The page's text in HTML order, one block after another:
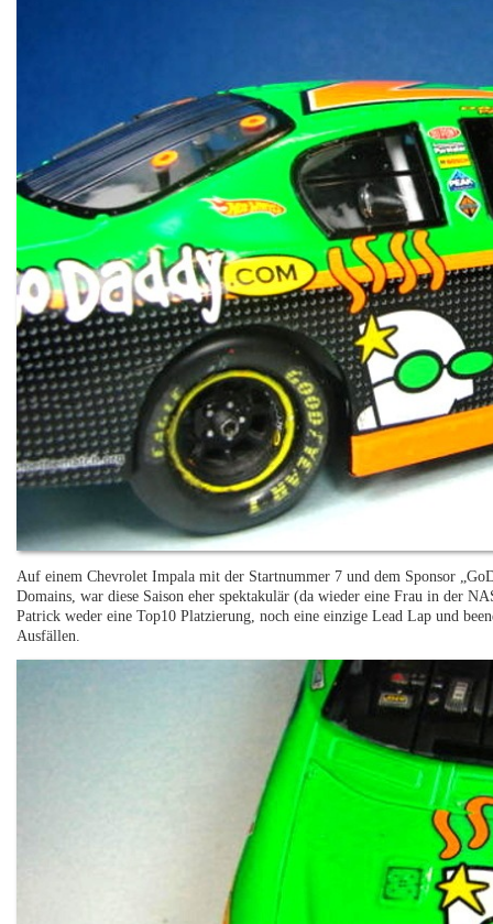
Auf einem Chevrolet Impala mit der Startnummer 7 und dem Sponsor
Domains, war diese Saison eher spektakulär (da wieder eine Frau in der
Patrick weder eine Top10 Platzierung, noch eine einzige Lead Lap und
Ausfällen.